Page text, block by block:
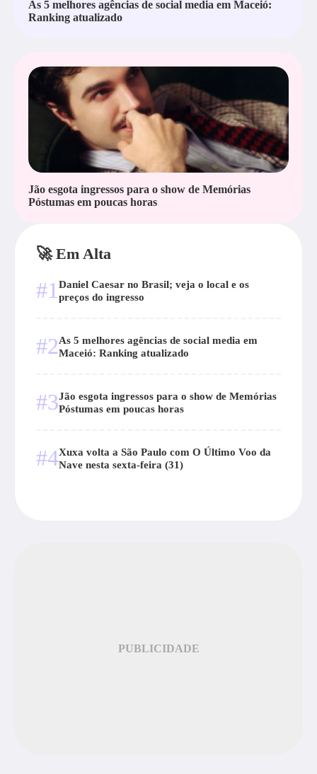
As 5 melhores agências de social media em Maceió:
Ranking atualizado
Jão esgota ingressos para o show de Memórias
Póstumas em poucas horas
🚀 Em Alta
#1 Daniel Caesar no Brasil; veja o local e os
preços do ingresso
#2As 5 melhores agências de social media em
Maceió: Ranking atualizado
#3Jão esgota ingressos para o show de Memórias
Póstumas em poucas horas
#4Xuxa volta a São Paulo com O Último Voo da
Nave nesta sexta-feira (31)
PUBLICIDADE